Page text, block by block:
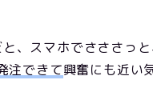
、スマホでさささっと
注できて興奮にも近い